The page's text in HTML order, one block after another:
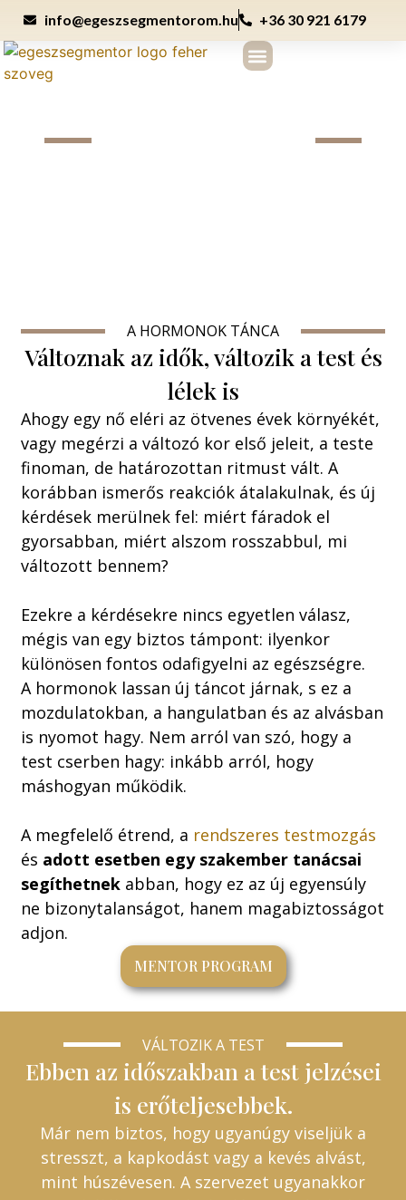
info@egeszsegmentorom.hu +36 30 921 6179
A HORMONOK TÁNCA
Változnak az idők, változik a test és
lélek is
Ahogy egy nő eléri az ötvenes évek környékét,
vagy megérzi a változó kor első jeleit, a teste
finoman, de határozottan ritmust vált. A
korábban ismerős reakciók átalakulnak, és új
kérdések merülnek fel: miért fáradok el
gyorsabban, miért alszom rosszabbul, mi
változott bennem?
Ezekre a kérdésekre nincs egyetlen válasz,
mégis van egy biztos támpont: ilyenkor
különösen fontos odafigyelni az egészségre.
A hormonok lassan új táncot járnak, s ez a
mozdulatokban, a hangulatban és az alvásban
is nyomot hagy. Nem arról van szó, hogy a
test cserben hagy: inkább arról, hogy
máshogyan működik.
A megfelelő étrend, a rendszeres testmozgás
és adott esetben egy szakember tanácsai
segíthetnek abban, hogy ez az új egyensúly
ne bizonytalanságot, hanem magabiztosságot
adjon.
MENTOR PROGRAM
VÁLTOZIK A TEST
Ebben az időszakban a test jelzései
is erőteljesebbek.
Már nem biztos, hogy ugyanúgy viseljük a
stresszt, a kapkodást vagy a kevés alvást,
mint húszévesen. A szervezet ugyanakkor